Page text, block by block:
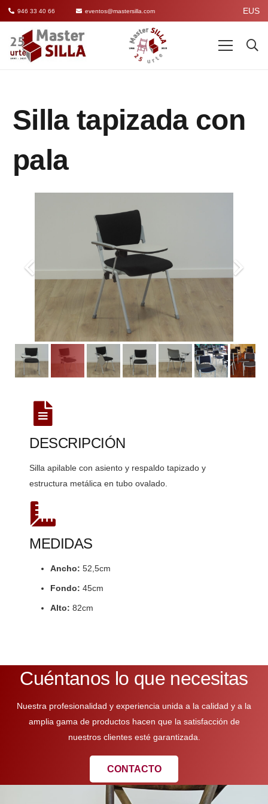
946 33 40 66 eventos@mastersilla.com EUS
Silla tapizada con
pala
DESCRIPCIÓN
Silla apilable con asiento y respaldo tapizado y
estructura metálica en tubo ovalado.
MEDIDAS
Ancho: 52,5cm
Fondo: 45cm
Alto: 82cm
Cuéntanos lo que necesitas
Nuestra profesionalidad y experiencia unida a la calidad y a la
amplia gama de productos hacen que la satisfacción de
nuestros clientes esté garantizada.
CONTACTO